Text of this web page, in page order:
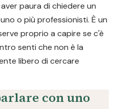
paura di chiedere un
o più professionisti. È un
proprio a capire se c'è
senti che non è la
libero di cercare
con uno